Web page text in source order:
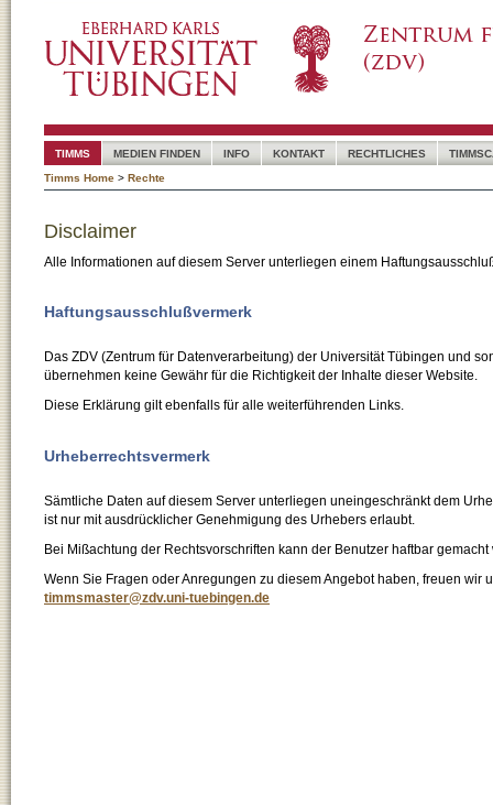
TIMMS MEDIEN FINDEN INFO KONTAKT RECHTLICHES
Timms Home > Rechte
Disclaimer
Alle Informationen auf diesem Server unterliegen einem
Haftungsausschlußvermerk
Das ZDV (Zentrum für Datenverarbeitung) der Universität Tübingen und
übernehmen keine Gewähr für die Richtigkeit der Inhalte dieser Website.
Diese Erklärung gilt ebenfalls für alle weiterführenden Links.
Urheberrechtsvermerk
Sämtliche Daten auf diesem Server unterliegen uneingeschränkt dem
ist nur mit ausdrücklicher Genehmigung des Urhebers erlaubt.
Bei Mißachtung der Rechtsvorschriften kann der Benutzer haftbar gemacht
Wenn Sie Fragen oder Anregungen zu diesem Angebot haben, freuen wir
timmsmaster@zdv.uni-tuebingen.de